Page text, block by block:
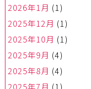
2026年1月 (1)
2025年12月 (1)
2025年10月 (1)
2025年9月 (4)
2025年8月 (4)
2025年7月 (1)